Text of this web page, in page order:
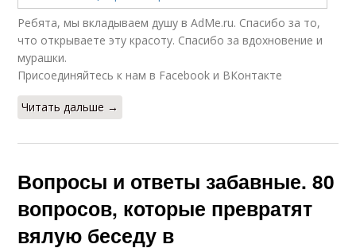
Ребята, мы вкладываем душу в AdMe.ru. Cпасибо за то,
что открываете эту красоту. Спасибо за вдохновение и
мурашки.
Присоединяйтесь к нам в Facebook и ВКонтакте
Читать дальше →
Вопросы и ответы забавные. 80
вопросов, которые превратят
вялую беседу в